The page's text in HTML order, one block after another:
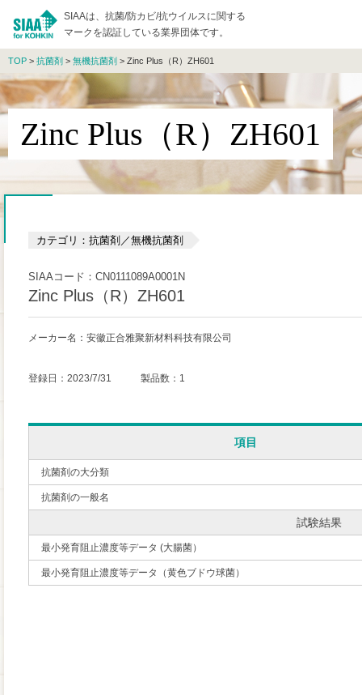
SIAAは、抗菌/防カビ/抗ウイルスに関する
マークを認証している業界団体です。
TOP > 抗菌剤 > 無機抗菌剤 > Zinc Plus（R）ZH601
Zinc Plus（R）ZH601
カテゴリ：抗菌剤／無機抗菌剤
SIAAコード：CN0111089A0001N
Zinc Plus（R）ZH601
メーカー名：安徽正合雅聚新材料科技有限公司
登録日：2023/7/31 製品数：1
項目
抗菌剤の大分類
抗菌剤の一般名
試験結果
最小発育阻止濃度等データ (大腸菌）
最小発育阻止濃度等データ（黄色ブドウ球菌）